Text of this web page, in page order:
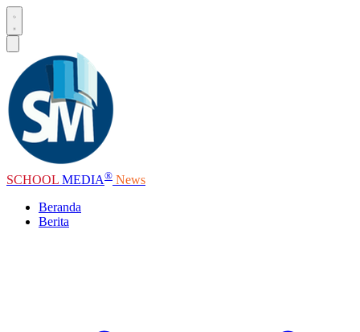
SCHOOL MEDIA® News
Beranda
Berita